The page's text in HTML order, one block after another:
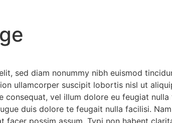
sed diam nonummy nibh euismod
ullamcorper suscipit lobortis nisl ut
vel illum dolore eu feugiat
duis dolore te feugait nulla facilisi.
possim assum. Typi non habent